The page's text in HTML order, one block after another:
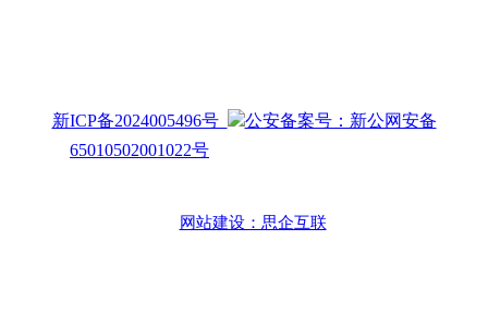
新ICP备2024005496号
公安备案号：新公网安备
65010502001022号
网站建设：思企互联